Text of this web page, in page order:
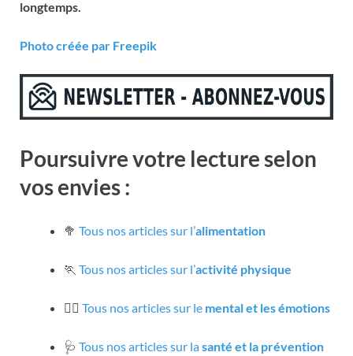
longtemps.
Photo créée par Freepik
Poursuivre votre lecture selon
vos envies :
🥦 Tous nos articles sur l’alimentation
🏃 Tous nos articles sur l’activité physique
🧘‍♀️ Tous nos articles sur le mental et les émotions
🩺 Tous nos articles sur lasanté et la prévention